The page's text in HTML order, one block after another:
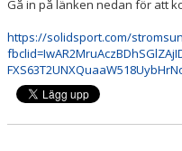
Gå in på länken nedan för att
https://solidsport.com/